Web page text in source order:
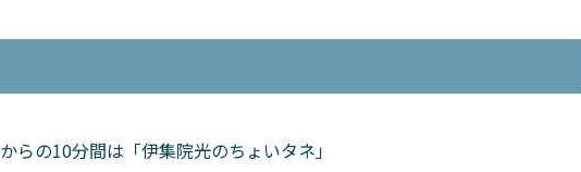
らの10分間は「伊集院光のちょいタネ」